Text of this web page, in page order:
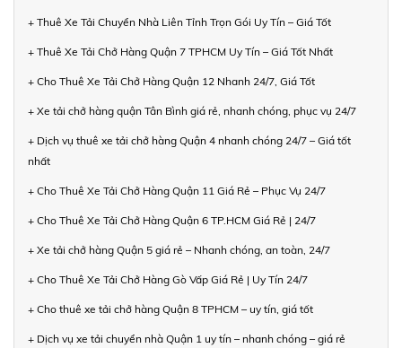
+ Thuê Xe Tải Chuyển Nhà Liên Tỉnh Trọn Gói Uy Tín – Giá Tốt
+ Thuê Xe Tải Chở Hàng Quận 7 TPHCM Uy Tín – Giá Tốt Nhất
+ Cho Thuê Xe Tải Chở Hàng Quận 12 Nhanh 24/7, Giá Tốt
+ Xe tải chở hàng quận Tân Bình giá rẻ, nhanh chóng, phục vụ 24/7
+ Dịch vụ thuê xe tải chở hàng Quận 4 nhanh chóng 24/7 – Giá tốt
nhất
+ Cho Thuê Xe Tải Chở Hàng Quận 11 Giá Rẻ – Phục Vụ 24/7
+ Cho Thuê Xe Tải Chở Hàng Quận 6 TP.HCM Giá Rẻ | 24/7
+ Xe tải chở hàng Quận 5 giá rẻ – Nhanh chóng, an toàn, 24/7
+ Cho Thuê Xe Tải Chở Hàng Gò Vấp Giá Rẻ | Uy Tín 24/7
+ Cho thuê xe tải chở hàng Quận 8 TPHCM – uy tín, giá tốt
+ Dịch vụ xe tải chuyển nhà Quận 1 uy tín – nhanh chóng – giá rẻ